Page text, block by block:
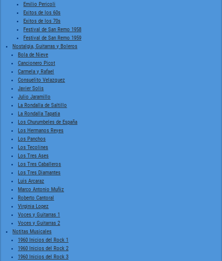
Emilio Pericoli
Exitos de los 60s
Exitos de los 70s
Festival de San Remo 1958
Festival de San Remo 1959
Nostalgia, Guitarras y Boleros
Bola de Nieve
Cancionero Picot
Carmela y Rafael
Consuelito Velazquez
Javier Solis
Julio Jaramillo
La Rondalla de Saltillo
La Rondalla Tapatia
Los Churumbeles de España
Los Hermanos Reyes
Los Panchos
Los Tecolines
Los Tres Ases
Los Tres Caballeros
Los Tres Diamantes
Luis Arcaraz
Marco Antonio Muñiz
Roberto Cantoral
Virginia Lopez
Voces y Guitarras 1
Voces y Guitarras 2
Notitas Musicales
1960 Inicios del Rock 1
1960 Inicios del Rock 2
1960 Inicios del Rock 3